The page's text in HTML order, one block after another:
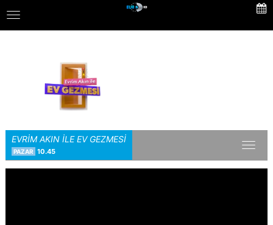
to
main
Toggle
navigation
EVRİM AKIN İLE EV GEZMESİ
PAZAR 10.45